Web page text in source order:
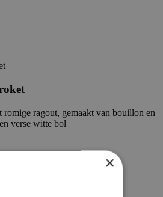
ragout, gemaakt van bouillon en
verse witte bol
×